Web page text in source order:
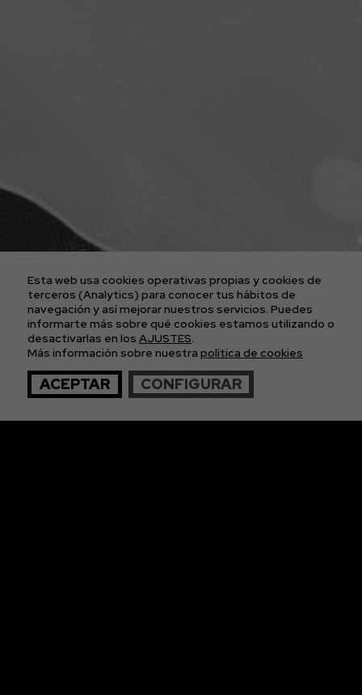
PROYECTOS
CONTACTO
POLÍTICA DE PRIVACIDAD
CONDICIONES GENERALES DE LAS ENTRADAS
APÚNTATE A
NUESTRA NEWS
© 2026 The Imagos. Todos los derechos reservados
Esta web usa cookies operativas propias y cookies de
terceros (Analytics) para conocer tus hábitos de
navegación y así mejorar nuestros servicios. Puedes
informarte más sobre qué cookies estamos utilizando o
desactivarlas en los AJUSTES.
Más información sobre nuestra política de cookies
ACEPTAR CONFIGURAR